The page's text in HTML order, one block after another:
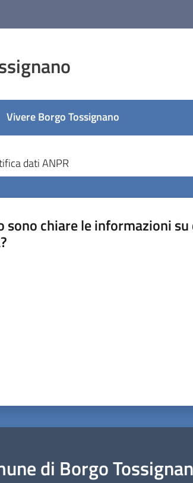
Vivere Borgo Tossignano
dati ANPR
sono chiare le informazioni
di Borgo